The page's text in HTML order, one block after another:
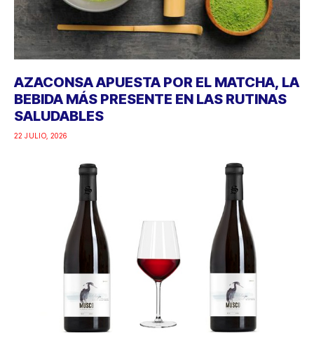
AZACONSA APUESTA POR EL MATCHA, LA
BEBIDA MÁS PRESENTE EN LAS RUTINAS
SALUDABLES
22 JULIO, 2026